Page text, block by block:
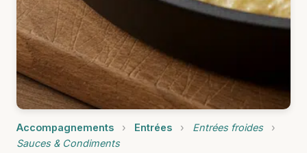
Accompagnements › Entrées › Entrées froides
›
Sauces & Condiments